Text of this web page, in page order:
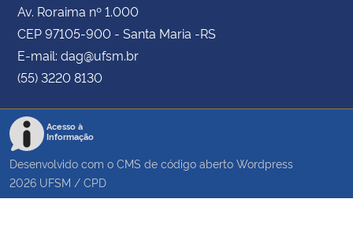
Av. Roraima nº 1.000
CEP 97105-900 - Santa Maria -RS
E-mail: dag@ufsm.br
(55) 3220 8130
Acesso à
Informação
Desenvolvido com o CMS de código aberto Wordpress
2026 UFSM / CPD